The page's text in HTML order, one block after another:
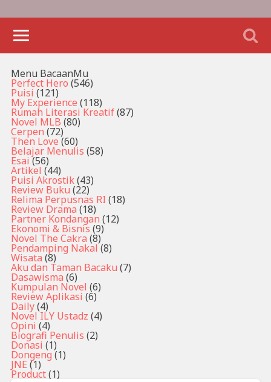
Menu BacaanMu
Perfect Hero (546)
Puisi (121)
My Experience (118)
Rumah Literasi Kreatif(87)
Novel MLB (80)
Cerpen (72)
Then Love (60)
Belajar Menulis (58)
Esai (56)
Artikel (44)
Puisi Akrostik(43)
Review Buku (22)
Relima Perpusnas RI (18)
Review Drama (18)
Partner Kondangan (12)
Ekonomi & Bisnis (9)
Novel The Cakra (8)
Pendamping Nakal (8)
Wisata (8)
Aku dan Taman Bacaku (7)
Dasawisma (6)
Kumpulan Novel (6)
Review Aplikasi (6)
Daily(4)
Novel ILY Ustadz (4)
Opini (4)
Biografi Penulis (2)
Donasi (1)
Dongeng (1)
JNE (1)
Product(1)